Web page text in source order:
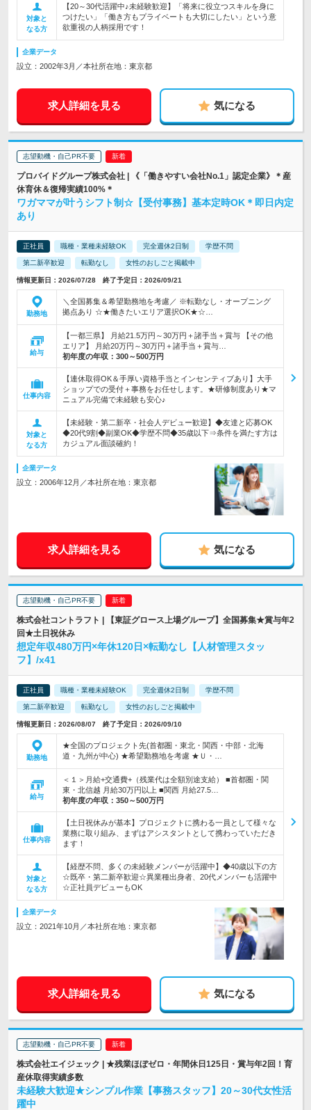
対象と
なる方
【20～30代活躍中♪未経験歓迎】「将来に役立つスキルを身に
つけたい」「働き方もプライベートも大切にしたい」という意
欲重視の人柄採用です！
企業データ
設立：2002年3月／本社所在地：東京都
求人詳細を見る 気になる
志望動機・自己PR不要
プロバイドグループ株式会社 | 《「働きやすい会社No.1」認定企業》＊産
休育休＆復帰実績100%＊
ワガママが叶うシフト制☆【受付事務】基本定時OK＊即日内定
あり
正社員 職種・業種未経験OK 完全週休2日制 学歴不問
第二新卒歓迎 転勤なし 女性のおしごと掲載中
情報更新日：2026/07/28 終了予定日：2026/09/21
勤務地
＼全国募集＆希望勤務地を考慮／ ※転勤なし・オープニング
拠点あり ☆★働きたいエリア選択OK★☆…
給与
【一都三県】 月給21.5万円～30万円＋諸手当＋賞与 【その他
エリア】 月給20万円～30万円＋諸手当＋賞与…
初年度の年収： 300～500万円
仕事内容
【連休取得OK＆手厚い資格手当とインセンティブあり】大手
ショップでの受付＋事務をお任せします。★研修制度あり★マ
ニュアル完備で未経験も安心♪
対象と
なる方
【未経験・第二新卒・社会人デビュー歓迎】◆友達と応募OK
◆20代9割◆副業OK◆学歴不問◆35歳以下⇒条件を満たす方は
カジュアル面談確約！
企業データ
設立：2006年12月／本社所在地：東京都
求人詳細を見る 気になる
志望動機・自己PR不要
株式会社コントラフト | 【東証グロース上場グループ】全国募集★賞与年2
回★土日祝休み
想定年収480万円×年休120日×転勤なし【人材管理スタッ
フ】/x41
正社員 職種・業種未経験OK 完全週休2日制 学歴不問
第二新卒歓迎 転勤なし 女性のおしごと掲載中
情報更新日：2026/08/07 終了予定日：2026/09/10
勤務地
★全国のプロジェクト先(首都圏・東北・関西・中部・北海
道・九州が中心) ★希望勤務地を考慮 ★Ｕ・…
給与
＜１＞月給+交通費+（残業代は全額別途支給） ■首都圏・関
東・北信越 月給30万円以上 ■関西 月給27.5…
初年度の年収： 350～500万円
仕事内容
【土日祝休みが基本】プロジェクトに携わる一員として様々な
業務に取り組み、まずはアシスタントとして携わっていただき
ます！
対象と
なる方
【経歴不問、多くの未経験メンバーが活躍中】◆40歳以下の方
☆既卒・第二新卒歓迎☆異業種出身者、20代メンバーも活躍中
☆正社員デビューもOK
企業データ
設立：2021年10月／本社所在地：東京都
求人詳細を見る 気になる
志望動機・自己PR不要
株式会社エイジェック | ★残業ほぼゼロ・年間休日125日・賞与年2回！育
産休取得実績多数
未経験大歓迎★シンプル作業【事務スタッフ】20～30代女性活
躍中